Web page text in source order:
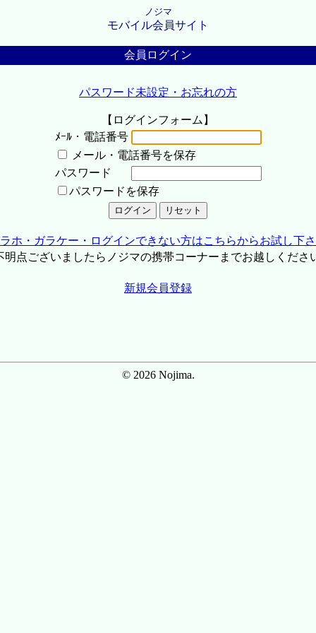
ノジマ
モバイル会員サイト
会員ログイン
パスワード未設定・お忘れの方
【ログインフォーム】
ﾒｰﾙ・電話番号
メール・電話番号を保存
パスワード
パスワードを保存
ホ・ガラケー・ログインできない方はこちらからお試し下
点ございましたらノジマの携帯コーナーまでお越しくださ
新規会員登録
© 2026 Nojima.